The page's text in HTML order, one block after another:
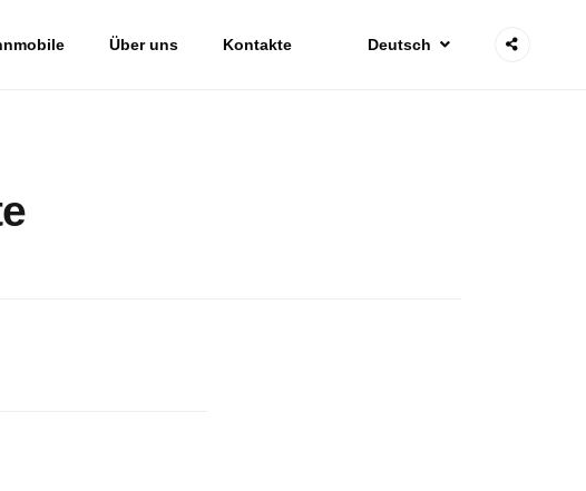
Über uns Kontakte Deutsch